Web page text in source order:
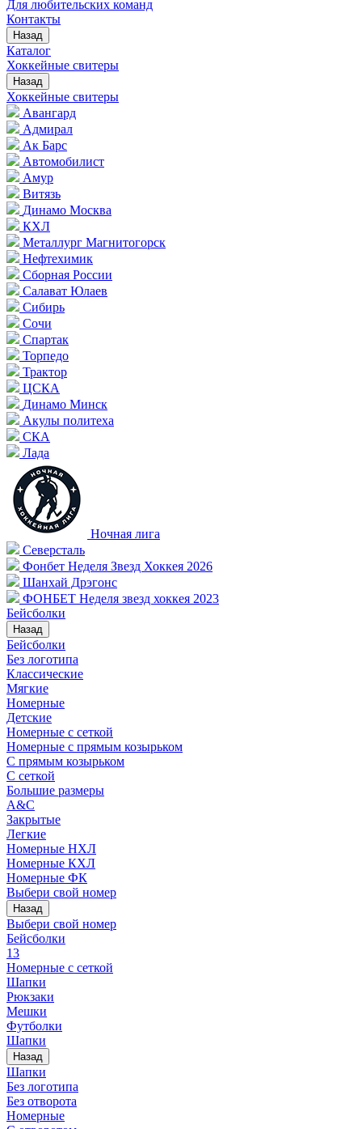
Для любительских команд
Контакты
Назад
Каталог
Хоккейные свитеры
Назад
Хоккейные свитеры
Авангард
Адмирал
Ак Барс
Автомобилист
Амур
Витязь
Динамо Москва
КХЛ
Металлург Магнитогорск
Нефтехимик
Сборная России
Салават Юлаев
Сибирь
Сочи
Спартак
Торпедо
Трактор
ЦСКА
Динамо Минск
Акулы политеха
СКА
Лада
Ночная лига
Северсталь
Фонбет Неделя Звезд Хоккея 2026
Шанхай Дрэгонс
ФОНБЕТ Неделя звезд хоккея 2023
Бейсболки
Назад
Бейсболки
Без логотипа
Классические
Мягкие
Номерные
Детские
Номерные с сеткой
Номерные с прямым козырьком
С прямым козырьком
С сеткой
Большие размеры
A&C
Закрытые
Легкие
Номерные НХЛ
Номерные КХЛ
Номерные ФК
Выбери свой номер
Назад
Выбери свой номер
Бейсболки
13
Номерные с сеткой
Шапки
Рюкзаки
Мешки
Футболки
Шапки
Назад
Шапки
Без логотипа
Без отворота
Номерные